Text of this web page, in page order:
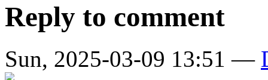
Reply to comment
Sun, 2025-03-09 13:51 —